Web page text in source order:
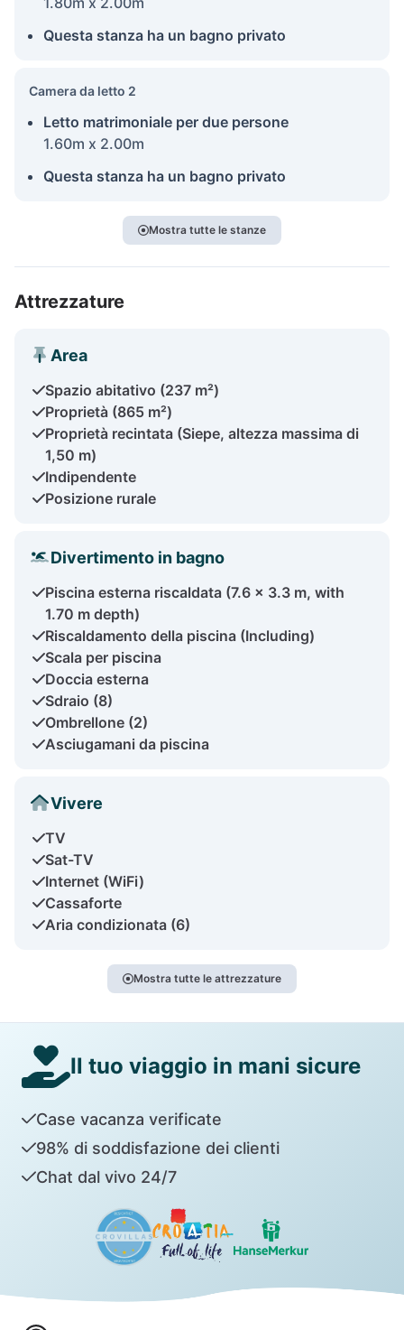
Questa stanza ha un bagno privato
Camera da letto 2
Letto matrimoniale per due persone
1.60m x 2.00m
Questa stanza ha un bagno privato
Mostra tutte le stanze
Attrezzature
Area
Spazio abitativo (237 m²)
Proprietà (865 m²)
Proprietà recintata (Siepe, altezza massima di
1,50 m)
Indipendente
Posizione rurale
Divertimento in bagno
Piscina esterna riscaldata (7.6 x 3.3 m, with
1.70 m depth)
Riscaldamento della piscina (Including)
Scala per piscina
Doccia esterna
Sdraio (8)
Ombrellone (2)
Asciugamani da piscina
Vivere
TV
Sat-TV
Internet (WiFi)
Cassaforte
Aria condizionata (6)
Mostra tutte le attrezzature
Il tuo viaggio in mani sicure
Case vacanza verificate
98% di soddisfazione dei clienti
Chat dal vivo 24/7